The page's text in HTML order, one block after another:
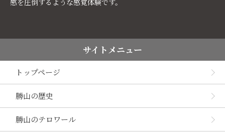
感を圧倒するような感覚体験です。
サイトメニュー
トップページ
勝山の歴史
勝山のテロワール